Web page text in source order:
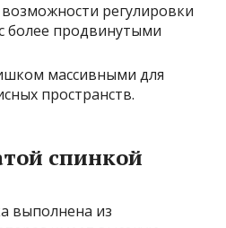
регулировки
более продвинутыми
массивными для
пространств.
спинкой
выполнена из